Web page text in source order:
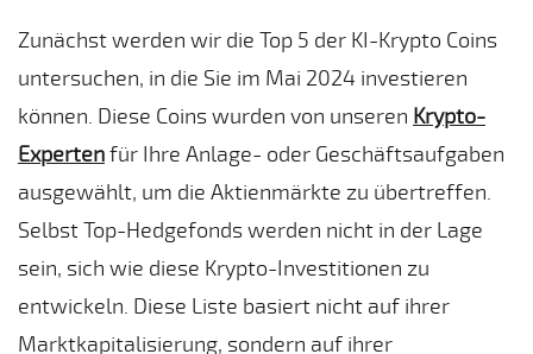
Zunächst werden wir die Top 5 der KI-Krypto Coins
untersuchen, in die Sie im Mai 2024 investieren
können. Diese Coins wurden von unseren Krypto-
Expertenfür Ihre Anlage- oder Geschäftsaufgaben
ausgewählt, um die Aktienmärkte zu übertreffen.
Selbst Top-Hedgefonds werden nicht in der Lage
sein, sich wie diese Krypto-Investitionen zu
entwickeln. Diese Liste basiert nicht auf ihrer
Marktkapitalisierung, sondern auf ihrer